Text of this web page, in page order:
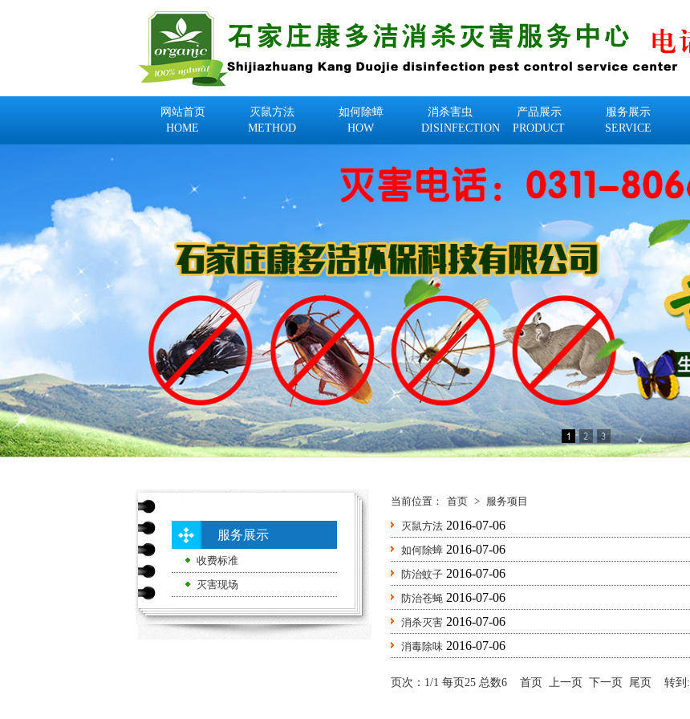
网站首页
HOME
灭鼠方法
METHOD
如何除蟑
HOW
消杀害虫
DISINFECTION
产品展示
PRODUCT
服务展示
SERVICE
服务展示
收费标准
灭害现场
当前位置： 首页 > 服务项目
灭鼠方法 2016-07-06
如何除蟑 2016-07-06
防治蚊子 2016-07-06
防治苍蝇 2016-07-06
消杀灭害 2016-07-06
消毒除味 2016-07-06
页次：1/1 每页25 总数6 首页 上一页 下一页 尾页 转到: